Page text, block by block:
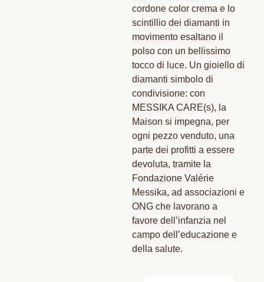
cordone color crema e lo
scintillio dei diamanti in
movimento esaltano il
polso con un bellissimo
tocco di luce. Un gioiello di
diamanti simbolo di
condivisione: con
MESSIKA CARE(s), la
Maison si impegna, per
ogni pezzo venduto, una
parte dei profitti a essere
devoluta, tramite la
Fondazione Valérie
Messika, ad associazioni e
ONG che lavorano a
favore dell’infanzia nel
campo dell’educazione e
della salute.